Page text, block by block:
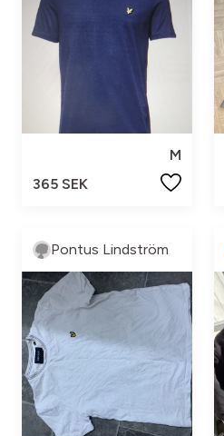
M
365 SEK
Pontus Lindström